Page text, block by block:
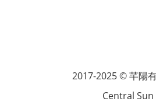
2017-2025 © 芊陽
Central